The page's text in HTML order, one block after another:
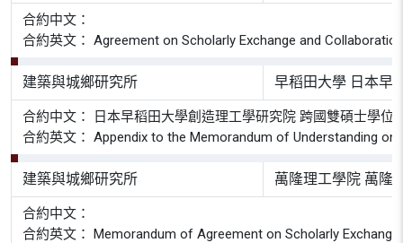
合約中文：
合約英文： Agreement on Scholarly Exchange and
建築與城鄉研究所 早稻田大學 日本早
合約中文： 日本早稻田大學創造理工學研究院 跨國雙碩士學位
合約英文： Appendix to the Memorandum of Understanding on
建築與城鄉研究所 萬隆理工學院 萬隆
合約中文：
合約英文： Memorandum of Agreement on Scholarly